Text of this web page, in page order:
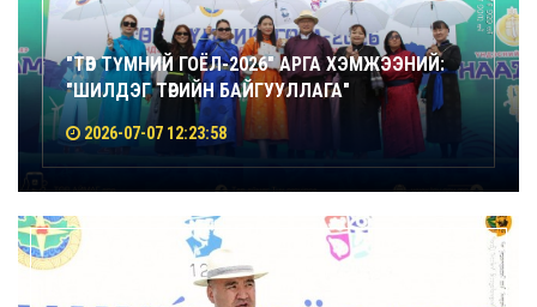
"ТӨВ ТҮМНИЙ ГОЁЛ-2026" АРГА ХЭМЖЭЭНИЙ:
"ШИЛДЭГ ТӨРИЙН БАЙГУУЛЛАГА"
2026-07-07 12:23:58